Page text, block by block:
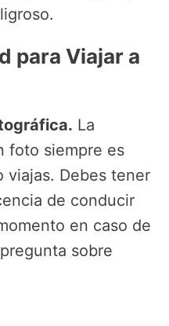
para Viajar a
La
foto siempre es
viajas. Debes tener
de conducir
en caso de
sobre